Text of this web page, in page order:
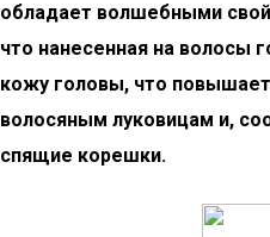
обладает волшебными
что нанесенная на волосы
кожу головы, что
волосяным луковицам и,
спящие корешки.